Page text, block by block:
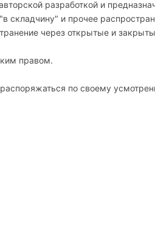
разработкой и
складчину" и прочее
через открытые и
правом.
по своему